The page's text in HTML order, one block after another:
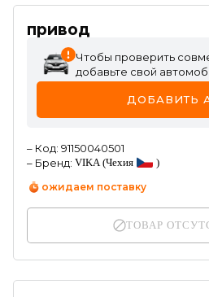
привод
Чтобы проверить
добавьте свой
ДОБАВИТЬ
– Код: 91150040501
– Бренд: VIKA (Чехия
)
ожидаем поставку
ТОВАР